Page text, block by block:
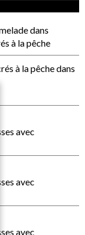
dans
à la pêche
à la pêchedans
avec
avec
avec